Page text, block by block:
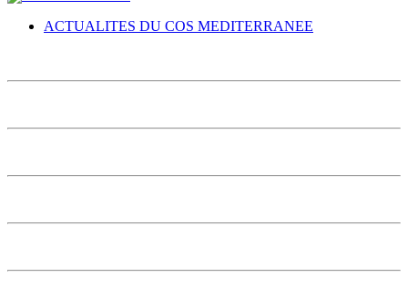
ACTUALITES DU COS MEDITERRANEE